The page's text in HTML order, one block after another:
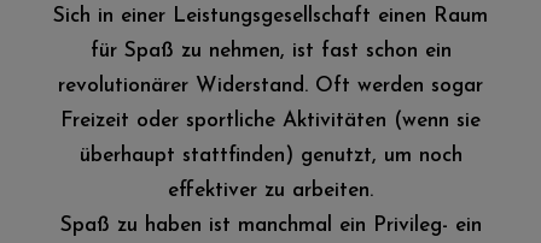
Sich in einer Leistungsgesellschaft einen Raum
für Spaß zu nehmen, ist fast schon ein
revolutionärer Widerstand. Oft werden sogar
Freizeit oder sportliche Aktivitäten (wenn sie
überhaupt stattfinden) genutzt, um noch
effektiver zu arbeiten.
Spaß zu haben ist manchmal ein Privileg- ein